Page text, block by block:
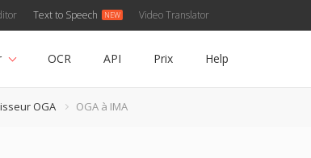
Text to Speech Video Translator
OCR API Prix Help
OGA OGA à IMA